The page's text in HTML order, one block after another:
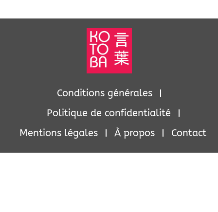
Conditions générales
Politique de confidentialité
Mentions légales
À propos Contact